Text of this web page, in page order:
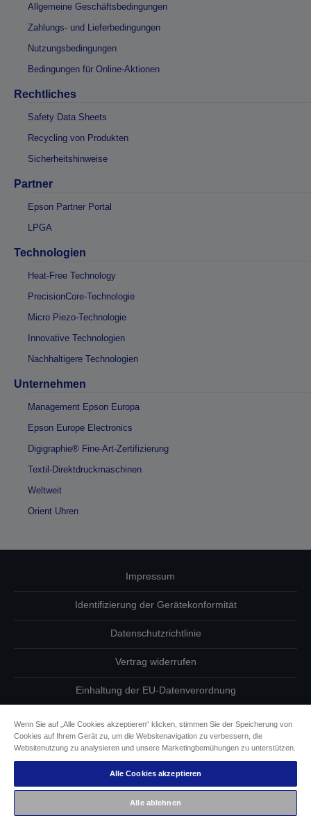
Allgemeine Geschäftsbedingungen
Zahlungs- und Lieferbedingungen
Nutzungsbedingungen
Bedingungen für Online-Aktionen
Rechtliches
Safety Data Sheets
Recycling von Produkten
Sicherheitshinweise
Partner
Epson Partner Portal
LPGA
Technologien
Heat-Free Technology
PrecisionCore-Technologie
Micro Piezo-Technologie
Innovative Technologien
Nachhaltigere Technologien
Unternehmen
Management Epson Europa
Epson Europe Electronics
Digigraphie® Fine-Art-Zertifizierung
Textil-Direktdruckmaschinen
Weltweit
Orient Uhren
Impressum
Identifizierung der Gerätekonformität
Datenschutzrichtlinie
Vertrag widerrufen
Einhaltung der EU-Datenverordnung
Informationen zu Cookies
Epson Engagement für Barrierefreiheit
Copyright © 2026 Seiko Epson
Wenn Sie auf „Alle Cookies akzeptieren“ klicken, stimmen Sie der Speicherung von
Cookies auf Ihrem Gerät zu, um die Websitenavigation zu verbessern, die
Websitenutzung zu analysieren und unsere Marketingbemühungen zu unterstützen.
Alle Cookies akzeptieren
Alle ablehnen